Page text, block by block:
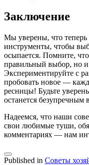
Заключение
Мы уверены, что теперь
инструменты, чтобы
осыпается. Помните,
правильный выбор, но и
Экспериментируйте с
пробовать новое —
ресницы! Будьте
останется безупречным
Надеемся, что наши
свои любимые туши,
комментариях — нам
Published in Советы